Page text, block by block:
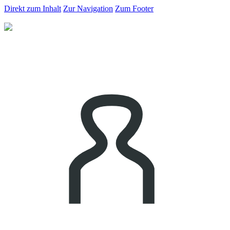
Direkt zum Inhalt Zur Navigation Zum Footer